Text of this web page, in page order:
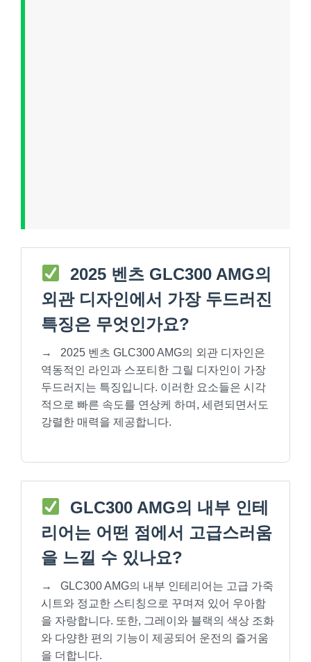
2025 벤츠 GLC300 AMG의
외관 디자인에서 가장 두드러진
특징은 무엇인가요?
→
2025 벤츠 GLC300 AMG의 외관 디자인은
역동적인 라인과 스포티한 그릴 디자인이 가장
두드러지는 특징입니다. 이러한 요소들은 시각
적으로 빠른 속도를 연상케 하며, 세련되면서도
강렬한 매력을 제공합니다.
GLC300 AMG의 내부 인테
리어는 어떤 점에서 고급스러움
을 느낄 수 있나요?
→
GLC300 AMG의 내부 인테리어는 고급 가죽
시트와 정교한 스티칭으로 꾸며져 있어 우아함
을 자랑합니다. 또한, 그레이와 블랙의 색상 조화
와 다양한 편의 기능이 제공되어 운전의 즐거움
을 더합니다.